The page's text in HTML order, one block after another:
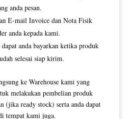
anda pesan.
E-mail Invoice dan Nota Fisik
anda kepada kami.
anda bayarkan ketika produk
selesai siap kirim.
ke Warehouse kami yang
melakukan pembelian produk
(jika ready stock) serta anda dapat
tempat kami juga.